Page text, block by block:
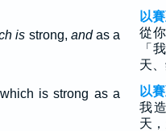
is strong, andas a
is strong as a
以
從
「
天
以
我
天